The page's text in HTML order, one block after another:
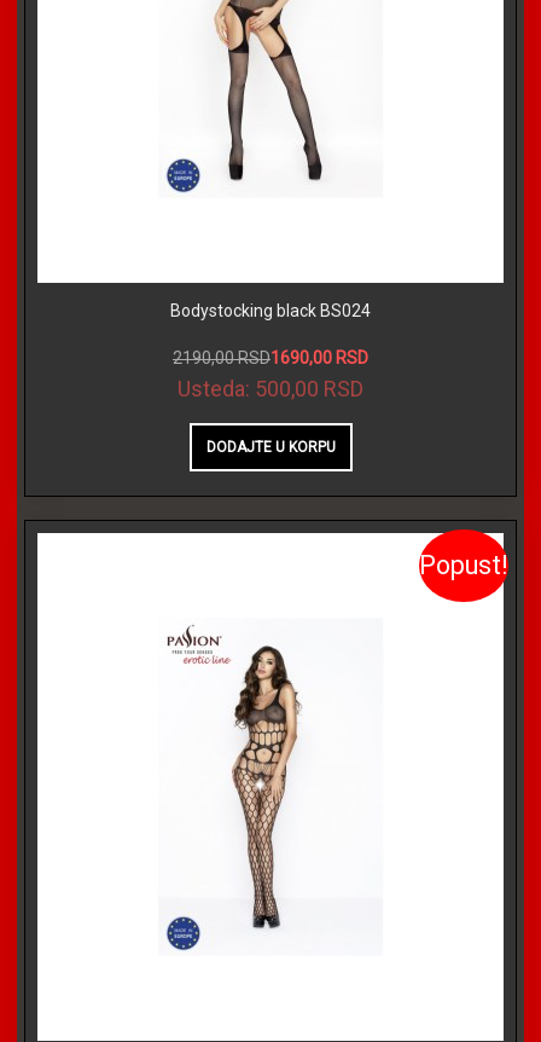
Bodystocking black BS024
2190,00 RSD1690,00 RSD
Usteda: 500,00 RSD
Popust!